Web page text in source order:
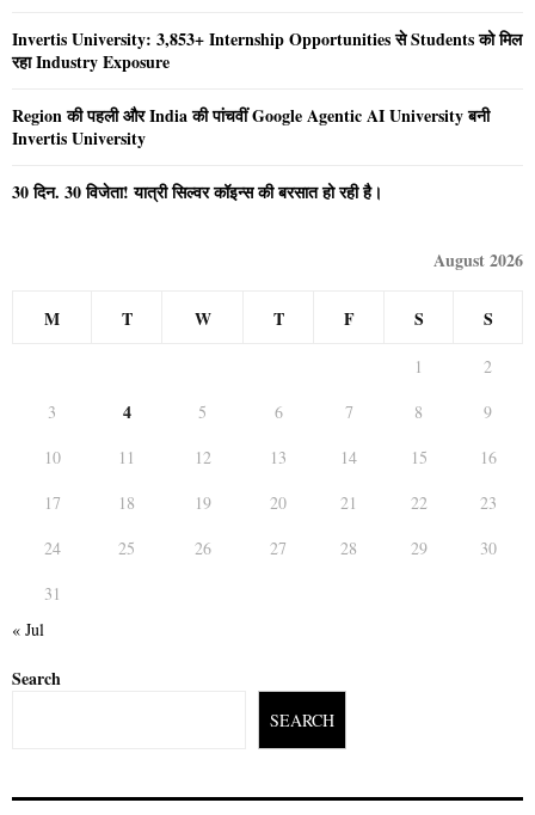
Invertis University: 3,853+ Internship Opportunities से Students को मिल
रहा Industry Exposure
Region की पहली और India की पांचवीं Google Agentic AI University बनी
Invertis University
30 दिन. 30 विजेता! यात्री सिल्वर कॉइन्स की बरसात हो रही है।
August 2026
M T W T F S S
1
2
3
4 5 6 7 8
9
10
11 12 13 14 15
16
17
18 19 20 21 22
23
24
25 26 27 28 29
30
31
« Jul
Search
SEARCH